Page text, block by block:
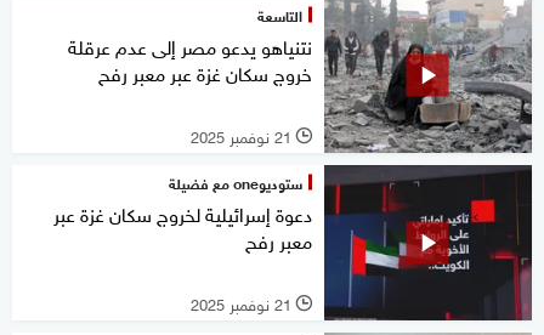
التاسعة
نتنياهو يدعو مصر إلى عدم عرقلة
خروج سكان غزة عبر معبر رفح
l 21 نوفمبر 2025
ستوديوone مع فضيلة
دعوة إسرائيلية لخروج سكان غزة عبر
معبر رفح
l 21 نوفمبر 2025